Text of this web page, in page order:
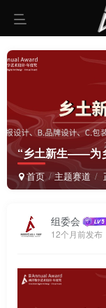
“乡土新生——为
首页 主题赛道
组委会
12个月前发布